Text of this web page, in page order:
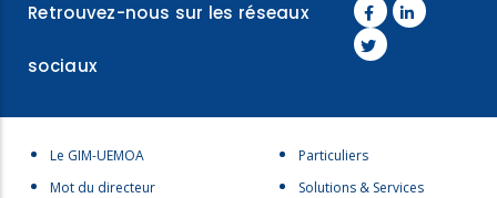
Retrouvez-nous sur les réseaux
sociaux
MenuLe GIM-UEMOA
Mot du directeur
Menu
footer
Particuliers
Solutions & Services